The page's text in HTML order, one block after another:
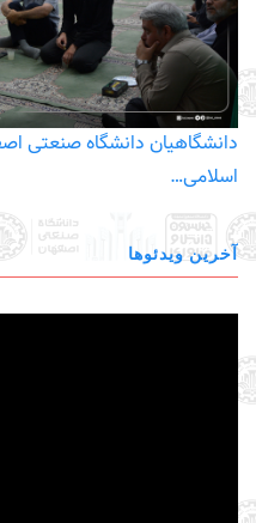
دانشگاهیان دانشگاه صنعتی
اسلامی…
آخرین ویدئوها